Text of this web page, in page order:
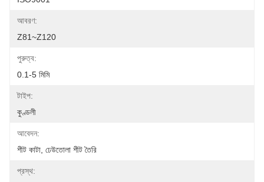
আবরণ:
Z81~Z120
পুরুত্ব:
0.1-5 মিমি
টাইপ:
কুণ্ডলী
আবেদন:
শীট কাটা, ঢেউতোলা শীট তৈরি
প্রস্থ: